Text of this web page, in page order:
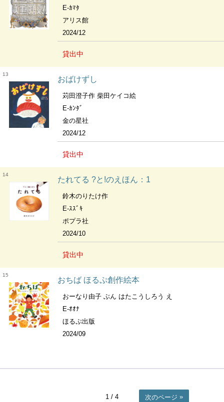
E-ｶﾏﾀ
アリス館
2024/12
貸出中
13
おばけずし
苅田澄子作 柴田ケイコ絵
E-ｶﾝﾀﾞ
金の星社
2024/12
貸出中
14
たれてる ?と!のえほん：1
鈴木のりたけ作
E-ｽｽﾞｷ
ポプラ社
2024/10
貸出中
15
おちば ほるぷ創作絵本
おーなり由子 ぶん はたこうしろう え
E-ｵｵﾅ
ほるぷ出版
2024/09
1 / 4 次のページ